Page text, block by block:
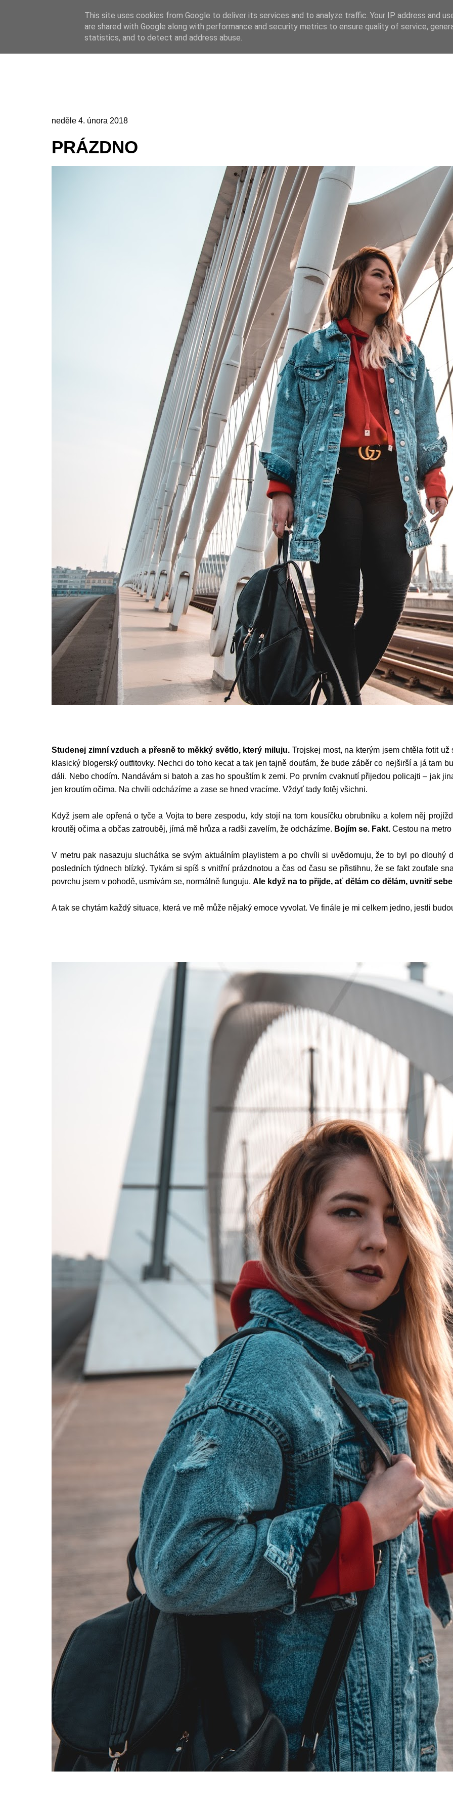
Online casino
Online casino CZ
neděle 4. února 2018
PRÁZDNO
Studenej zimní vzduch a přesně to měkký světlo, který miluju. Trojskej most, na kterým jsem chtěla fotit
klasický blogerský outfitovky. Nechci do toho kecat a tak jen tajně doufám, že bude záběr co nejširší a já tam
dáli. Nebo chodím. Nandávám si batoh a zas ho spouštím k zemi. Po prvním cvaknutí přijedou policajti – jak
jen kroutím očima. Na chvíli odcházíme a zase se hned vracíme. Vždyť tady fotěj všichni.
Když jsem ale opřená o tyče a Vojta to bere zespodu, kdy stojí na tom kousíčku obrubníku a kolem něj
kroutěj očima a občas zatrouběj, jímá mě hrůza a radši zavelím, že odcházíme. Bojím se. Fakt. Cestou na
V metru pak nasazuju sluchátka se svým aktuálním playlistem a po chvíli si uvědomuju, že to byl po dlouhý
posledních týdnech blízký. Tykám si spíš s vnitřní prázdnotou a čas od času se přistihnu, že se fakt zoufale
povrchu jsem v pohodě, usmívám se, normálně funguju. Ale když na to přijde, ať dělám co dělám, uvnitř
A tak se chytám každý situace, která ve mě může nějaký emoce vyvolat. Ve finále je mi celkem jedno, jestli
This site uses cookies from Google to deliver its services and to analyze traffic. Your IP address and
are shared with Google along with performance and security metrics to ensure quality of service,
statistics, and to detect and address abuse.